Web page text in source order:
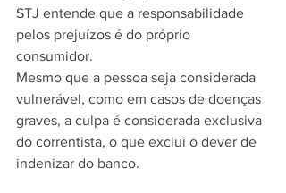
STJ entende que a responsabilidade
pelos prejuízos é do próprio
consumidor.
Mesmo que a pessoa seja considerada
vulnerável, como em casos de doenças
graves, a culpa é considerada exclusiva
do correntista, o que exclui o dever de
indenizar do banco.